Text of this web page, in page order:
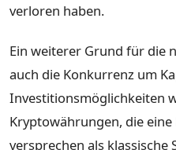
verloren haben.
Ein weiterer Grund für die
auch die Konkurrenz um
Investitionsmöglichkeiten
Kryptowährungen, die
versprechen als klassische